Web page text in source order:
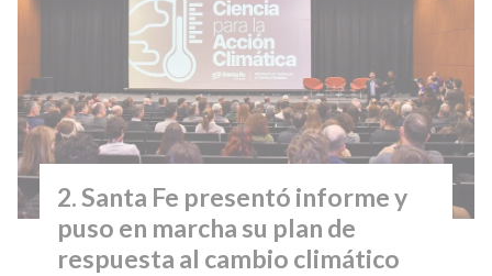
Santa Fe presentó informe y
puso en marcha su plan de
respuesta al cambio climático